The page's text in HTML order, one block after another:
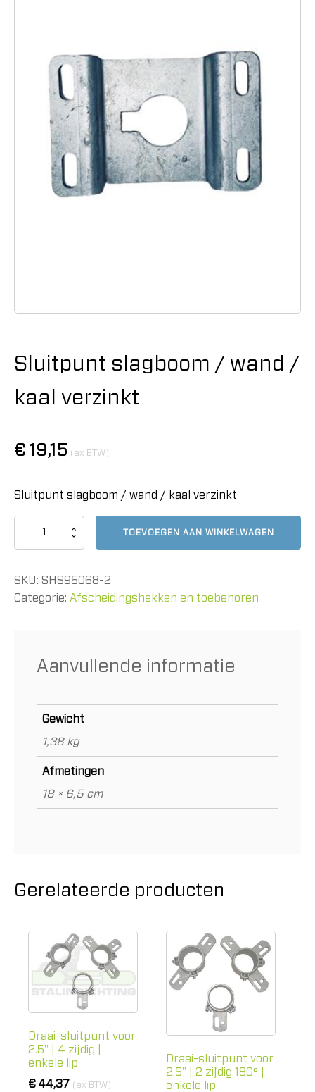
Sluitpunt slagboom / wand /
kaal verzinkt
€ 19,15 (ex BTW)
Sluitpunt slagboom / wand / kaal verzinkt
Sluitpunt
/
kaal
TOEVOEGEN AAN WINKELWAGEN
SKU: SHS95068-2
Categorie: Afscheidingshekken en toebehoren
Aanvullende informatie
Gewicht
1,38 kg
Afmetingen
18 × 6,5 cm
Gerelateerde producten
Draai-sluitpunt voor
2.5" | 4 zijdig |
enkele lip
€ 44,37 (ex BTW)
Draai-sluitpunt voor
2.5" | 2 zijdig 180° |
enkele lip